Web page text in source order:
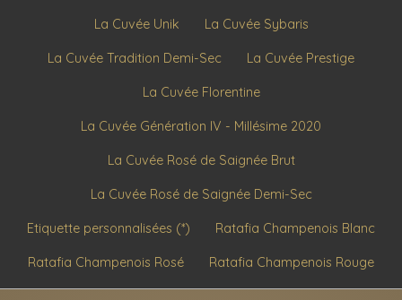
La Cuvée Unik La Cuvée Sybaris
La Cuvée Tradition Demi-Sec La Cuvée Prestige
La Cuvée Florentine
La Cuvée Génération IV - Millésime 2020
La Cuvée Rosé de Saignée Brut
La Cuvée Rosé de Saignée Demi-Sec
Etiquette personnalisées (*) Ratafia Champenois Blanc
Ratafia Champenois Rosé Ratafia Champenois Rouge